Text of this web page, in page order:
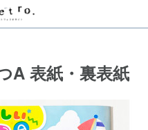
A 表紙・裏表紙